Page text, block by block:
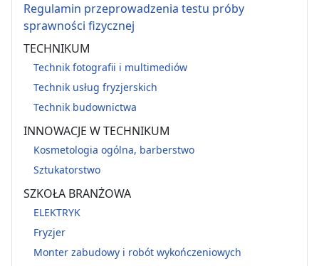
Regulamin przeprowadzenia testu próby
sprawności fizycznej
TECHNIKUM
Technik fotografii i multimediów
Technik usług fryzjerskich
Technik budownictwa
INNOWACJE W TECHNIKUM
Kosmetologia ogólna, barberstwo
Sztukatorstwo
SZKOŁA BRANŻOWA
ELEKTRYK
Fryzjer
Monter zabudowy i robót wykończeniowych